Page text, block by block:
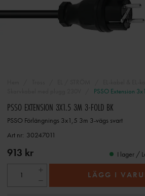
PSSO Extension
PSSO EXTENSION 3X1.5 3M 3-FOLD BK
PSSO Förlängnings 3x1,5 3m 3-vägs svart
Art nr: 30247011
913 kr I lager /
LÄGG I